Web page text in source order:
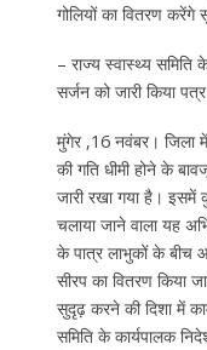
गोलियों का वितरण करेंगे
– राज्य स्वास्थ्य
सर्जन को जारी किया पत्र
मुंगेर ,16 नवंबर। जिला
की गति धीमी होने के
जारी रखा गया है। इसमें
चलाया जाने वाला यह
के पात्र लाभुकों के बीच
सीरप का वितरण किया
सुदृढ़ करने की दिशा में
समिति के कार्यपालक